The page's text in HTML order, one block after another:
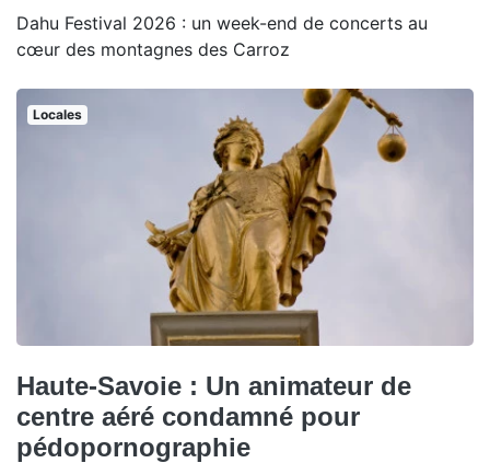
Dahu Festival 2026 : un week-end de concerts au
cœur des montagnes des Carroz
Locales
Haute-Savoie : Un animateur de
centre aéré condamné pour
pédopornographie